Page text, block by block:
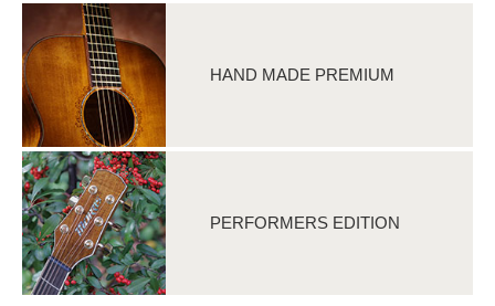
HAND MADE PREMIUM
PERFORMERS EDITION